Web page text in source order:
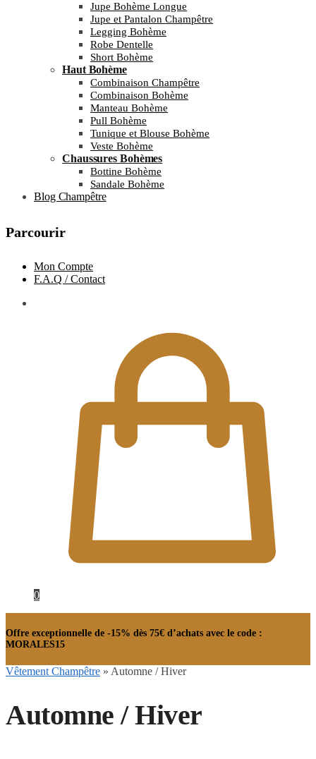
Jupe Bohème Longue
Jupe et Pantalon Champêtre
Legging Bohème
Robe Dentelle
Short Bohème
Haut Bohème
Combinaison Champêtre
Combinaison Bohème
Manteau Bohème
Pull Bohème
Tunique et Blouse Bohème
Veste Bohème
Chaussures Bohèmes
Bottine Bohème
Sandale Bohème
Blog Champêtre
Parcourir
Mon Compte
F.A.Q / Contact
0
Offre exceptionnelle de -15% dès 75€ d’achats avec le code :
MORALES15
Vêtement Champêtre » Automne / Hiver
Automne / Hiver